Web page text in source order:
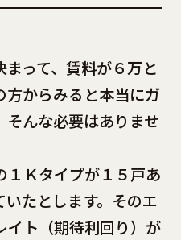
って、賃料が６万と
方からみると本当にガ
そんな必要はありませ
１Ｋタイプが１５戸あ
たとします。そのエ
イト（期待利回り）が